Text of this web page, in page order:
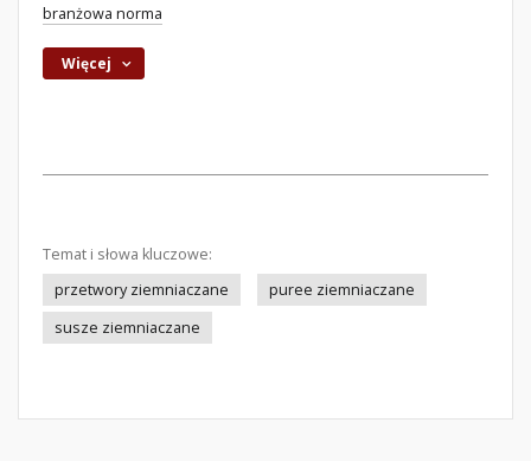
branżowa norma
Więcej
Temat i słowa kluczowe:
przetwory ziemniaczane
puree ziemniaczane
susze ziemniaczane